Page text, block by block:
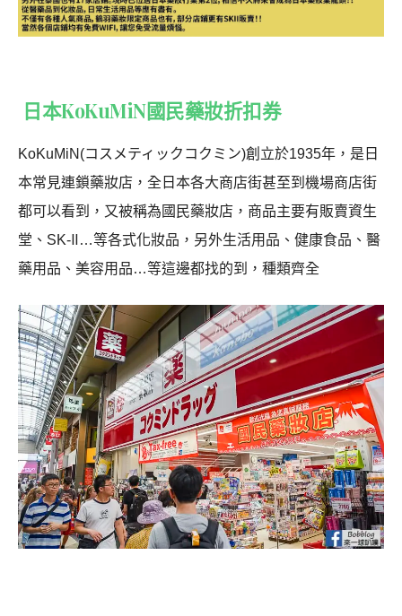
日本KoKuMiN國民藥妝折扣券
KoKuMiN(コスメティックコクミン)創立於1935年，是日
本常見連鎖藥妝店，全日本各大商店街甚至到機場商店街
都可以看到，又被稱為國民藥妝店，商品主要有販賣資生
堂、SK-Ⅱ…等各式化妝品，另外生活用品、健康食品、醫
藥用品、美容用品…等這邊都找的到，種類齊全